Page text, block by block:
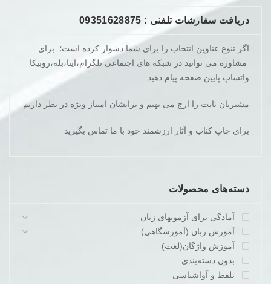
دریافت سفارشات تلفنی : 09351628875
اگر تنوع عناوین انتخاب را برای شما دشوار کرده است؛ برای
مشاوره می توانید در شبکه های اجتماعی تلگرام،ایتا،بله،روبیکا
واتساپ پایین صفحه پیام دهید
مشتریان ثابت را ارج می نهیم و برایشان امتیاز ویژه در نظر داریم
برای چاپ کناب و آثار ارزشمند خود با ما تماس بگیرید
دسته‌های محصولات
آمادگی برای آزمونهای زبان
آموزش زبان (آموزشگاهی)
آموزش واژگان(لغت)
بدون دسته‌بندی
تلفظ و آواشناسی